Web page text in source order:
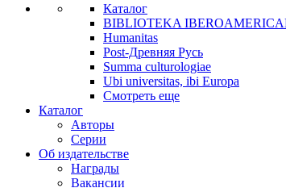
Каталог
BIBLIOTEKA
Humanitas
Post-Древняя Русь
Summa culturologiae
Ubi universitas, ibi Europa
Смотреть еще
Каталог
Авторы
Серии
Об издательстве
Награды
Вакансии